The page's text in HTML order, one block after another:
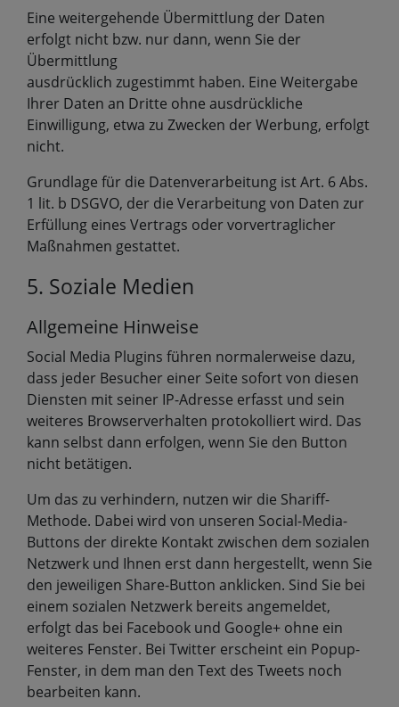
Eine weitergehende Übermittlung der Daten
erfolgt nicht bzw. nur dann, wenn Sie der
Übermittlung
ausdrücklich zugestimmt haben. Eine Weitergabe
Ihrer Daten an Dritte ohne ausdrückliche
Einwilligung, etwa zu Zwecken der Werbung, erfolgt
nicht.
Grundlage für die Datenverarbeitung ist Art. 6 Abs.
1 lit. b DSGVO, der die Verarbeitung von Daten zur
Erfüllung eines Vertrags oder vorvertraglicher
Maßnahmen gestattet.
5. Soziale Medien
Allgemeine Hinweise
Social Media Plugins führen normalerweise dazu,
dass jeder Besucher einer Seite sofort von diesen
Diensten mit seiner IP-Adresse erfasst und sein
weiteres Browserverhalten protokolliert wird. Das
kann selbst dann erfolgen, wenn Sie den Button
nicht betätigen.
Um das zu verhindern, nutzen wir die Shariff-
Methode. Dabei wird von unseren Social-Media-
Buttons der direkte Kontakt zwischen dem sozialen
Netzwerk und Ihnen erst dann hergestellt, wenn Sie
den jeweiligen Share-Button anklicken. Sind Sie bei
einem sozialen Netzwerk bereits angemeldet,
erfolgt das bei Facebook und Google+ ohne ein
weiteres Fenster. Bei Twitter erscheint ein Popup-
Fenster, in dem man den Text des Tweets noch
bearbeiten kann.